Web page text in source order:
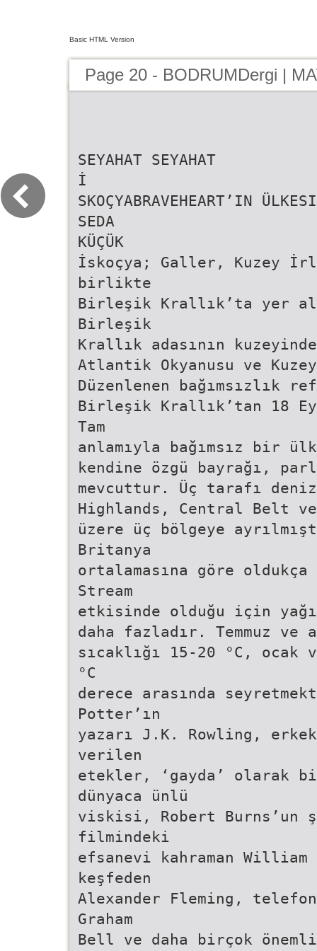
Basic HTML Version
Page 20 - BODRUMDergi |
SEYAHAT SEYAHAT
İ
SKOÇYABRAVEHEART’IN ÜLKESI
SEDA
KÜÇÜK
İskoçya; Galler, Kuzey
birlikte
Birleşik Krallık’ta yer
Birleşik
Krallık adasının
Atlantik Okyanusu ve
Düzenlenen bağımsızlık
Birleşik Krallık’tan 18
Tam
anlamıyla bağımsız bir
kendine özgü bayrağı,
mevcuttur. Üç tarafı
Highlands, Central Belt ve
üzere üç bölgeye
Britanya
ortalamasına göre
Stream
etkisinde olduğu için
daha fazladır. Temmuz ve
sıcaklığı 15-20 °C,
°C
derece arasında
Potter’ın
yazarı J.K. Rowling,
verilen
etekler, ‘gayda’ olarak
dünyaca ünlü
viskisi, Robert
filmindeki
efsanevi kahraman
keşfeden
Alexander Fleming,
Graham
Bell ve daha birçok